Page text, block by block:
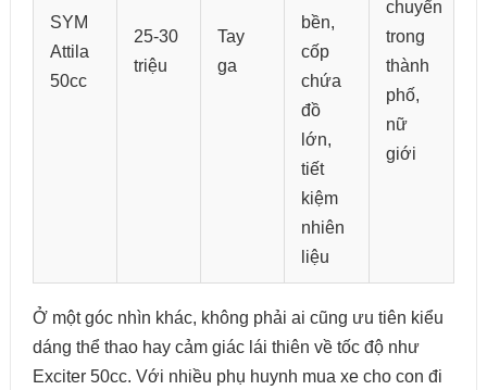
SYM
Attila
50cc
25-30
triệu
Tay
ga
bền,
cốp
chứa
đồ
lớn,
tiết
kiệm
nhiên
liệu
chuyển
trong
thành
phố,
nữ
giới
Ở một góc nhìn khác, không phải ai cũng ưu tiên kiểu
dáng thể thao hay cảm giác lái thiên về tốc độ như
Exciter 50cc. Với nhiều phụ huynh mua xe cho con đi